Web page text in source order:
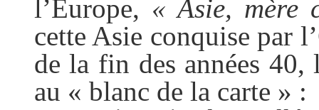
l’Europe, « Asie, mère
cette Asie conquise par
de la fin des années
au « blanc de la carte » :